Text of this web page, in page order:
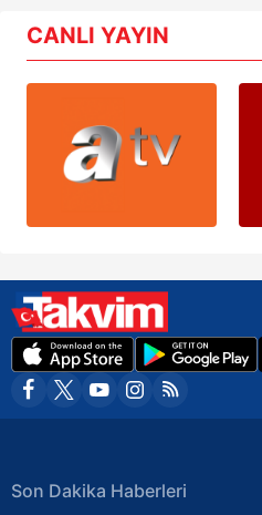
CANLI YAYIN
Son Dakika Haberleri